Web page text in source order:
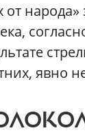
от
явно